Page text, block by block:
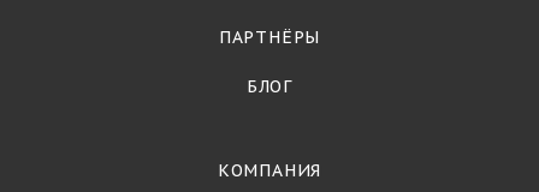
ПАРТНЁРЫ
БЛОГ
КОМПАНИЯ